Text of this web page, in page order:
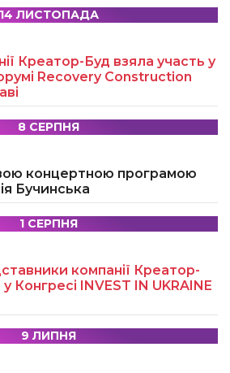
14 ЛИСТОПАДА
Креатор-Буд взяла участь у
Recovery Construction
8 СЕРПНЯ
концертною програмою
Бучинська
1 СЕРПНЯ
компанії Креатор-
Конгресі INVEST IN UKRAINE
9 ЛИПНЯ